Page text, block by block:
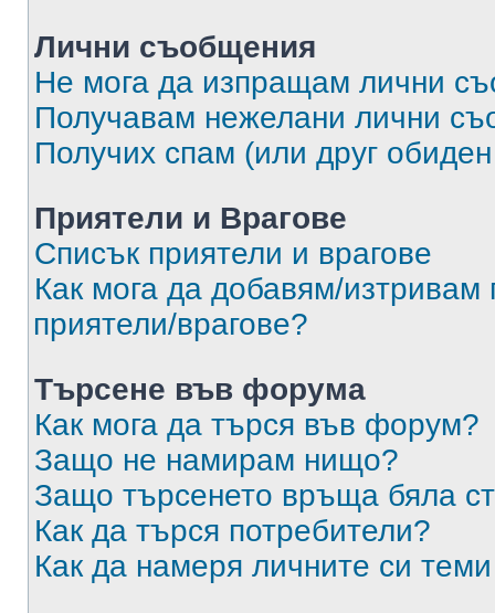
Лични съобщения
Не мога да изпращам лични
Получавам нежелани лични
Получих спам (или друг
Приятели и Врагове
Списък приятели и врагове
Как мога да добавям/изтривам
приятели/врагове?
Търсене във форума
Как мога да търся във форум?
Защо не намирам нищо?
Защо търсенето връща бяла
Как да търся потребители?
Как да намеря личните си